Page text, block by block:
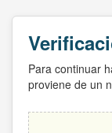
Para continuar
proviene de un